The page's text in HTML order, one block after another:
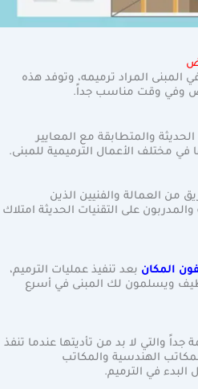
المبنى المراد ترميمه، وتوفد هذه
وفي وقت مناسب جداً.
والمتطابقة مع المعايير
في مختلف الأعمال الترميمية للمبنى.
من العمالة والفنيين الذين
على التقنيات الحديثة امتلاك
المكان بعد تنفيذ عمليات الترميم،
ويسلمون لك المبنى في أسرع
والتي لا بد من تأديتها عندما تنفذ
الهندسية والمكاتب
في الترميم.